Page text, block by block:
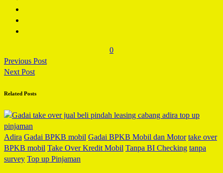
0
Previous Post
Next Post
Related Posts
Adira Gadai BPKB mobil Gadai BPKB Mobil dan Motor take over
BPKB mobil Take Over Kredit Mobil Tanpa BI Checking tanpa
survey Top up Pinjaman